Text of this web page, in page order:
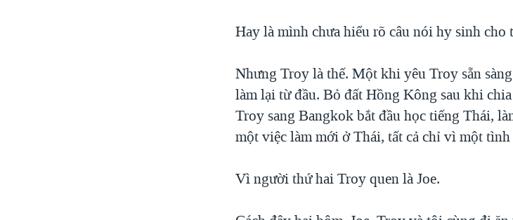
Hay là mình chưa hiểu rõ câu nói hy sinh cho
Nhưng Troy là thế. Một khi yêu Troy sẵn
làm lại từ đầu. Bỏ đất Hồng Kông sau khi
Troy sang Bangkok bắt đầu học tiếng Thái,
một việc làm mới ở Thái, tất cả chỉ vì một
Vì người thứ hai Troy quen là Joe.